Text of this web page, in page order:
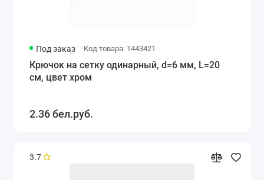
Под заказ Код товара: 1443421
Крючок на сетку одинарный, d=6 мм, L=20
см, цвет хром
2.36 бел.руб.
3.7